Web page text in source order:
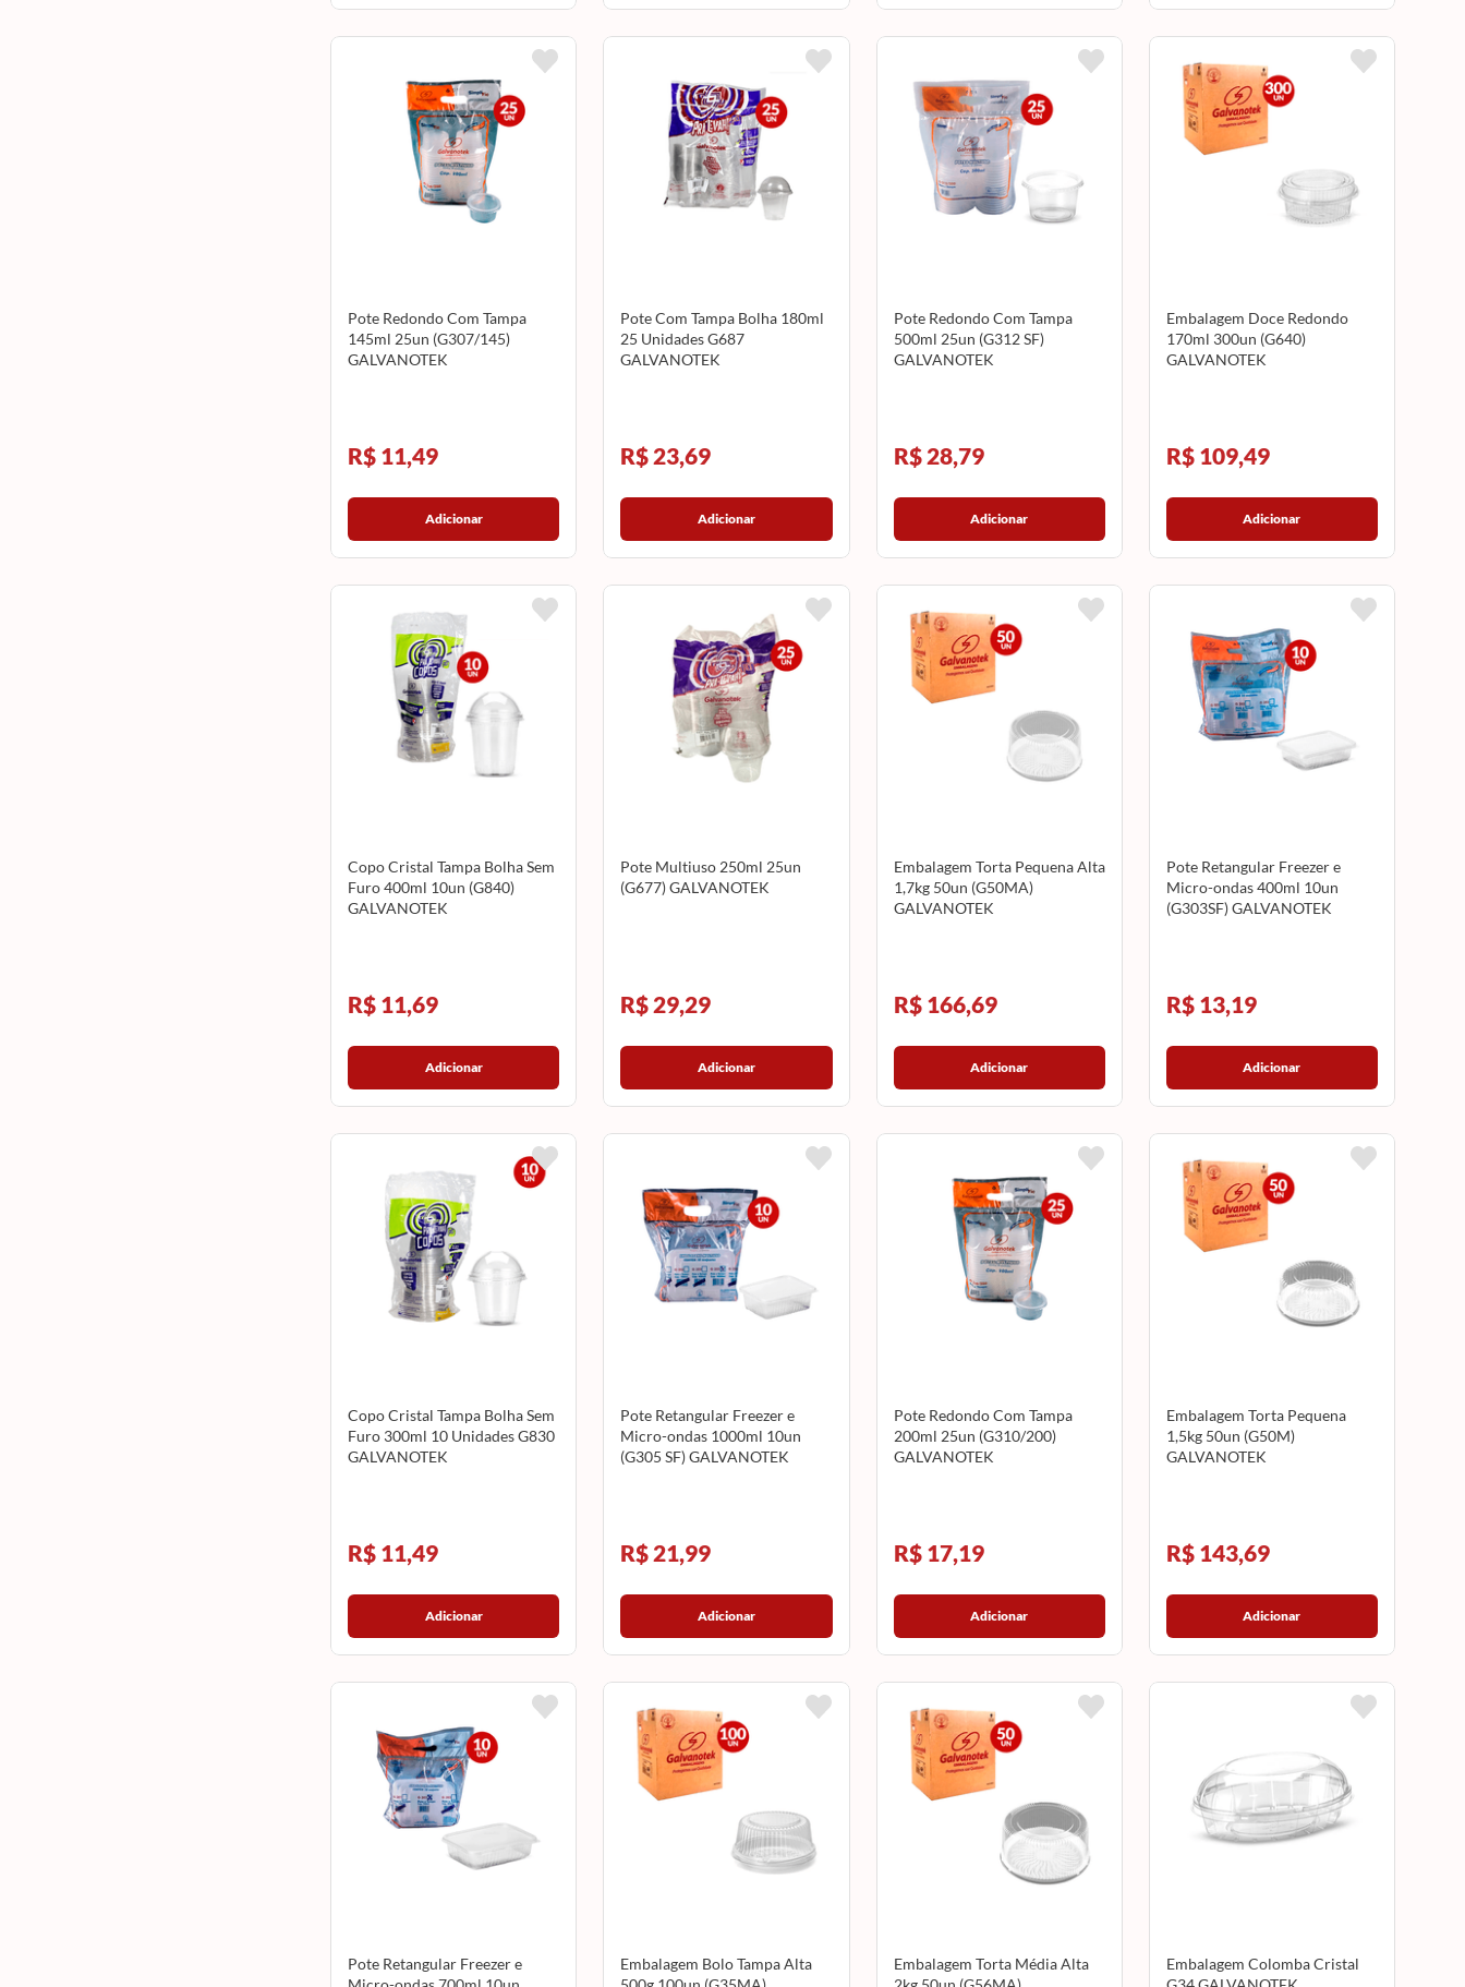
Pote Redondo Com Tampa
145ml 25un (G307/145)
GALVANOTEK
R$ 11,49
Adicionar
Pote Com Tampa Bolha 180ml
25 Unidades G687
GALVANOTEK
R$ 23,69
Adicionar
Pote Redondo Com Tampa
500ml 25un (G312 SF)
GALVANOTEK
R$ 28,79
Adicionar
Embalagem Doce Redondo
170ml 300un (G640)
GALVANOTEK
R$ 109,49
Adicionar
Copo Cristal Tampa Bolha Sem
Furo 400ml 10un (G840)
GALVANOTEK
R$ 11,69
Adicionar
Pote Multiuso 250ml 25un
(G677) GALVANOTEK
R$ 29,29
Adicionar
Embalagem Torta Pequena Alta
1,7kg 50un (G50MA)
GALVANOTEK
R$ 166,69
Adicionar
Pote Retangular Freezer e
Micro-ondas 400ml 10un
(G303SF) GALVANOTEK
R$ 13,19
Adicionar
Copo Cristal Tampa Bolha Sem
Furo 300ml 10 Unidades G830
GALVANOTEK
R$ 11,49
Adicionar
Pote Retangular Freezer e
Micro-ondas 1000ml 10un
(G305 SF) GALVANOTEK
R$ 21,99
Adicionar
Pote Redondo Com Tampa
200ml 25un (G310/200)
GALVANOTEK
R$ 17,19
Adicionar
Embalagem Torta Pequena
1,5kg 50un (G50M)
GALVANOTEK
R$ 143,69
Adicionar
Pote Retangular Freezer e
Embalagem Bolo Tampa Alta
Embalagem Torta Média Alta
Embalagem Colomba Cristal